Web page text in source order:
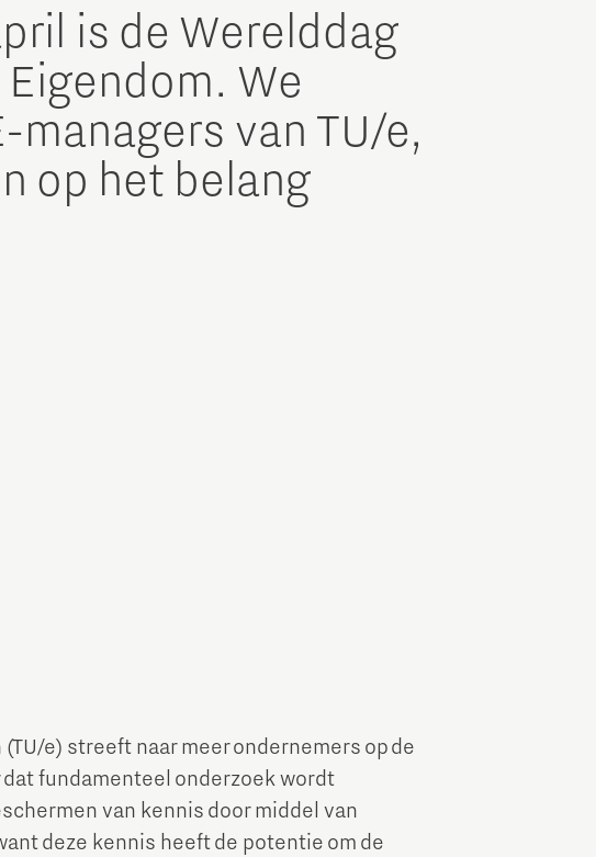
is de Werelddag
We
van TU/e,
op het belang
e) streeft naar meer ondernemers op de
fundamenteel onderzoek wordt
van kennis door middel van
deze kennis heeft de potentie om de